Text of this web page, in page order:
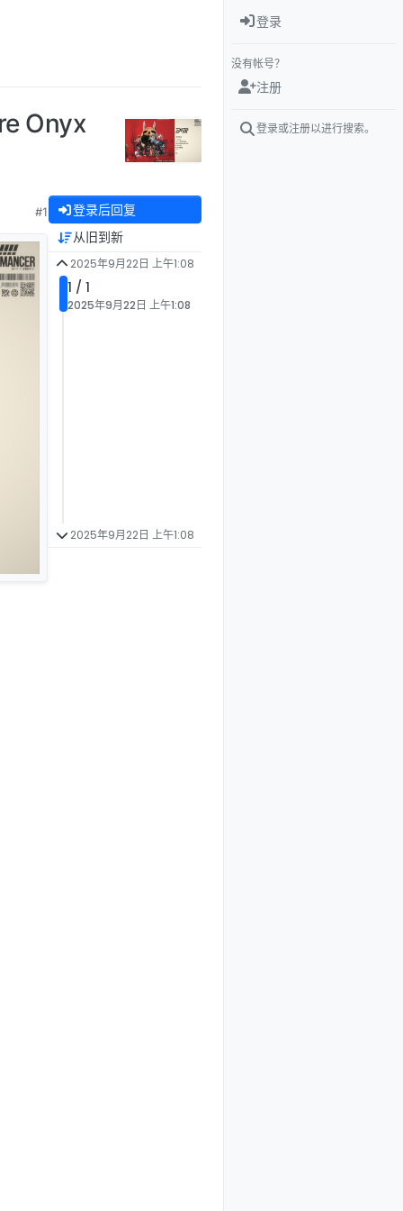
Onyx
#1 登录后回复
从旧到新
2025年9月22日 上午1:08
1 / 1
2025年9月22日 上午1:08
2025年9月22日 上午1:08
登录
没有帐号？
注册
登录或注册以进行搜索。